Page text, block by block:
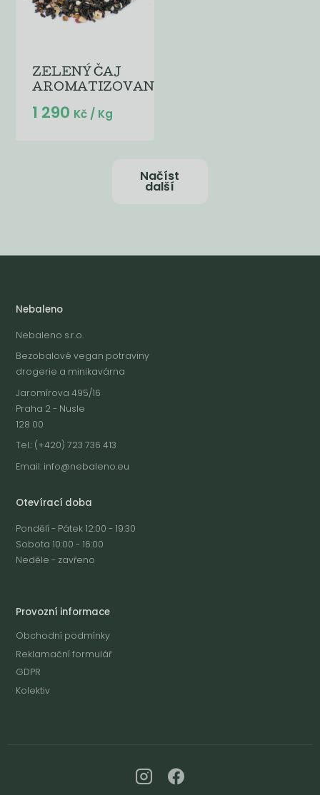
ZELENÝ ČAJ
AROMATIZOVANÝ...
1 290 Kč / Kg
Načíst
další
Nebaleno
Nebaleno s.r.o.
Bezobalové vegan potraviny
drogerie a minikavárna
Jaromírova 495/16
Praha 2 - Nusle
128 00
Tel.: (+420) 723 736 413
Email: info@nebaleno.eu
Otevírací doba
Pondělí - Pátek 12:00 - 19:30
Sobota 10:00 - 16:00
Neděle - zavřeno
Provozní informace
Obchodní podmínky
Reklamační formulář
GDPR
Kolektiv